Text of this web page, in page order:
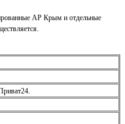
АР Крым и отдельные